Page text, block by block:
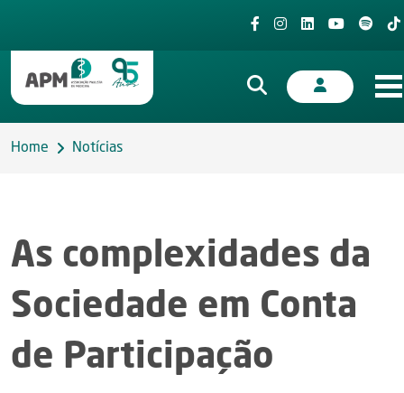
Home Notícias
As complexidades da
Sociedade em Conta
de Participação